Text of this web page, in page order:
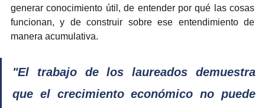
generar conocimiento útil, de entender por qué las cosas
funcionan, y de construir sobre ese entendimiento de
manera acumulativa.
"El trabajo de los laureados demuestra
que el crecimiento económico no puede